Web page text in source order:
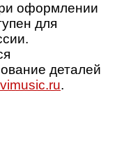
оформлении
для
деталей
.